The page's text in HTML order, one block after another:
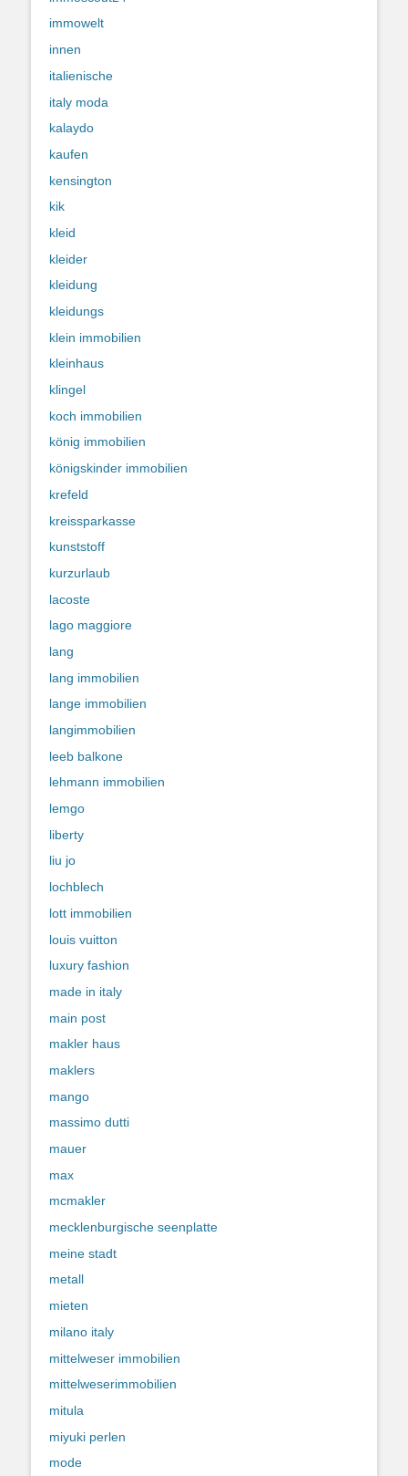
immowelt
innen
italienische
italy moda
kalaydo
kaufen
kensington
kik
kleid
kleider
kleidung
kleidungs
klein immobilien
kleinhaus
klingel
koch immobilien
könig immobilien
königskinder immobilien
krefeld
kreissparkasse
kunststoff
kurzurlaub
lacoste
lago maggiore
lang
lang immobilien
lange immobilien
langimmobilien
leeb balkone
lehmann immobilien
lemgo
liberty
liu jo
lochblech
lott immobilien
louis vuitton
luxury fashion
made in italy
main post
makler haus
maklers
mango
massimo dutti
mauer
max
mcmakler
mecklenburgische seenplatte
meine stadt
metall
mieten
milano italy
mittelweser immobilien
mittelweserimmobilien
mitula
miyuki perlen
mode